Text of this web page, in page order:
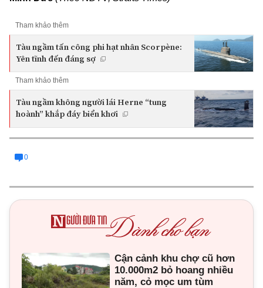
Tham khảo thêm
Tàu ngầm tấn công phi hạt nhân Scorpène:
Yên tĩnh đến đáng sợ
Tham khảo thêm
Tàu ngầm không người lái Herne “tung
hoành” khắp đáy biển khơi
0
Cận cảnh khu chợ cũ hơn
10.000m2 bỏ hoang nhiều
năm, cỏ mọc um tùm